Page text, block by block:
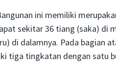
ini memiliki
sekitar 36 tiang (saka) di
di dalamnya. Pada bagian
tiga tingkatan dengan satu